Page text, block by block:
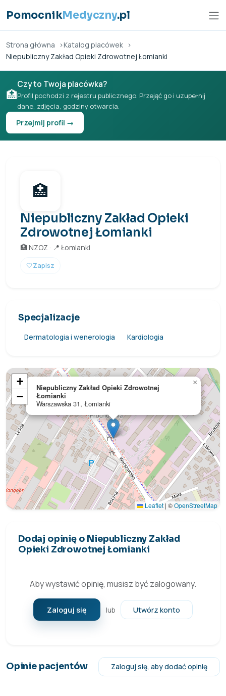
PomocnikMedyczny.pl
Strona główna
Katalog placówek
Niepubliczny Zakład Opieki Zdrowotnej Łomianki
🏥
Czy to Twoja placówka?
Profil pochodzi z rejestru publicznego. Przejąć go i uzupełnij
dane, zdjęcia, godziny otwarcia.
Przejmij profil →
🏥
Niepubliczny Zakład Opieki
Zdrowotnej Łomianki
🏥 NZOZ · 📍 Łomianki
🤍Zapisz
Specjalizacje
Dermatologia i wenerologia Kardiologia
Niepubliczny Zakład Opieki Zdrowotnej
Łomianki
Warszawska 31, Łomianki
×
+
−
Leaflet | ©OpenStreetMap
Dodaj opinię o Niepubliczny Zakład
Opieki Zdrowotnej Łomianki
Aby wystawić opinię, musisz być zalogowany.
Zaloguj się lub Utwórz konto
Opinie pacjentów Zaloguj się, aby dodać opinię